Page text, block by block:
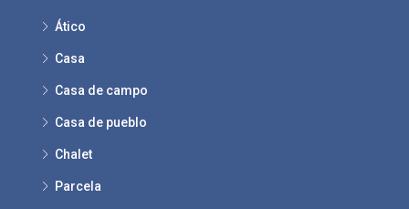
Ático
Casa
Casa de campo
Casa de pueblo
Chalet
Parcela